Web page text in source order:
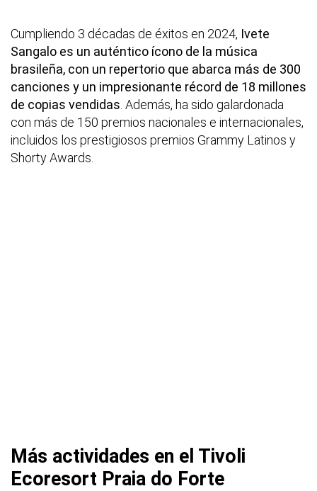
Cumpliendo 3 décadas de éxitos en 2024, Ivete
Sangalo es un auténtico ícono de la música
brasileña, con un repertorio que abarca más de 300
canciones y un impresionante récord de 18 millones
de copias vendidas . Además, ha sido galardonada
con más de 150 premios nacionales e internacionales,
incluidos los prestigiosos premios Grammy Latinos y
Shorty Awards.
Más actividades en el Tivoli
Ecoresort Praia do Forte